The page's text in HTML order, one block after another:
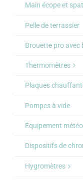
Main écope et
Pelle de terrassier
Brouette pro avec
Thermomètres
Plaques
Pompes à vide
Équipement
Dispositifs de
Hygromètres